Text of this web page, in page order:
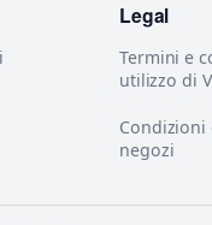
Legal
Termini e
utilizzo di
negozi